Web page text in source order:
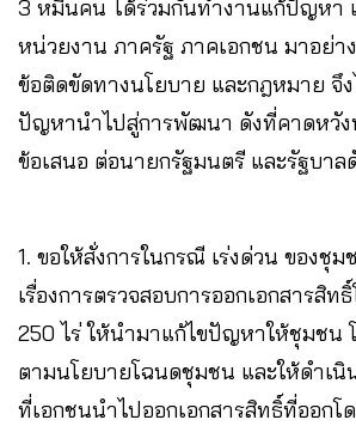
3 หมื่นคน ได้ร่วมกันทำงานแก้ปัญหา
หน่วยงาน ภาครัฐ ภาคเอกชน มาอย่า
ข้อติดขัดทางนโยบาย และกฎหมาย จึ
ปัญหานำไปสู่การพัฒนา ดังที่คาดหวัง​
ข้อเสนอ ต่อนายกรัฐมนตรี และรัฐบาล
1. ขอให้สั่งการในกรณี เร่งด่วน ของชุ
เรื่องการตรวจสอบการออกเอกสารสิท
250 ไร่ ให้นำมาแก้ไขปัญหาให้ชุมชน
ตามนโยบายโฉนดชุมชน และให้ดำเนิ
ที่เอกชนนำไปออกเอกสารสิทธิ์ที่ออก